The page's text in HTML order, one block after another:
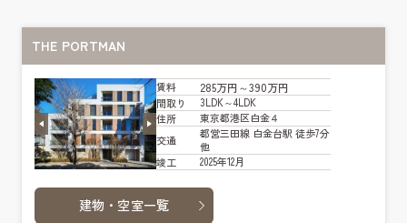
THE PORTMAN
賃料 285万円～390万円
間取り
3LDK～4LDK
住所
東京都港区白金４
交通
都営三田線 白金台駅 徒歩7分
他
竣工
2025年12月
建物・空室一覧